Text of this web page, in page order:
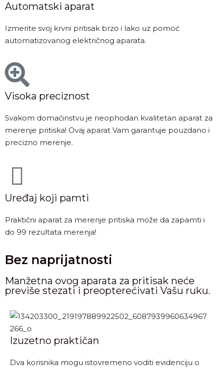
Automatski aparat
Izmerite svoj krvni pritisak brzo i lako uz pomoć
automatizovanog električnog aparata.
Visoka preciznost
Svakom domaćinstvu je neophodan kvalitetan aparat za
merenje pritiska! Ovaj aparat Vam garantuje pouzdano i
precizno merenje.
Uređaj koji pamti
Praktični aparat za merenje pritiska može da zapamti i
do 99 rezultata merenja!
Bez naprijatnosti
Manžetna ovog aparata za pritisak neće
previše stezati i preopterećivati Vašu ruku.
Izuzetno praktičan
Dva korisnika mogu istovremeno voditi evidenciju o